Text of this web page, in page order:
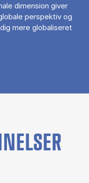
dimension giver
perspektiv og
mere globaliseret